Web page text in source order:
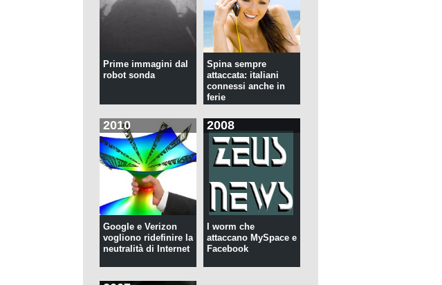
Prime immagini dal
robot sonda
Spina sempre
attaccata: italiani
connessi anche in
ferie
2010
Google e Verizon
vogliono ridefinire la
neutralità di Internet
2008
I worm che
attaccano MySpace e
Facebook